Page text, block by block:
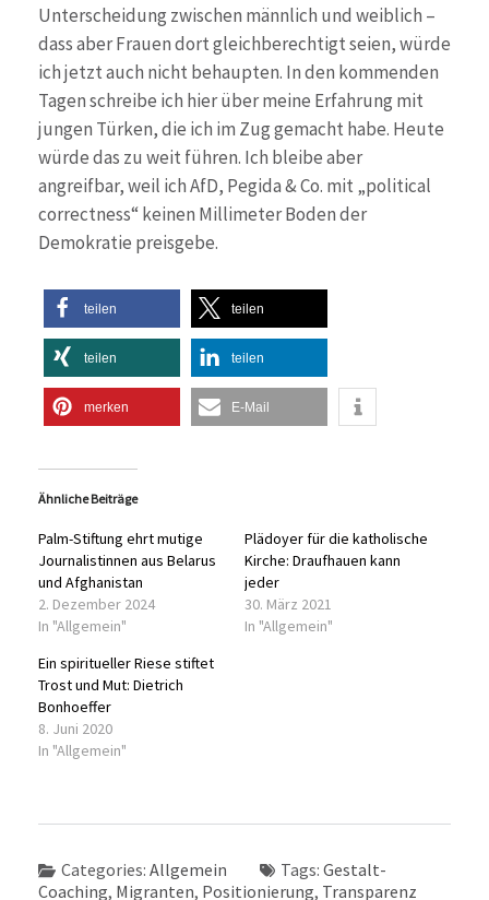
Unterscheidung zwischen männlich und weiblich –
dass aber Frauen dort gleichberechtigt seien, würde
ich jetzt auch nicht behaupten. In den kommenden
Tagen schreibe ich hier über meine Erfahrung mit
jungen Türken, die ich im Zug gemacht habe. Heute
würde das zu weit führen. Ich bleibe aber
angreifbar, weil ich AfD, Pegida & Co. mit „political
correctness“ keinen Millimeter Boden der
Demokratie preisgebe.
teilen teilen
teilen teilen
merken E-Mail
Ähnliche Beiträge
Palm-Stiftung ehrt mutige
Journalistinnen aus Belarus
und Afghanistan
2. Dezember 2024
In "Allgemein"
Plädoyer für die katholische
Kirche: Draufhauen kann
jeder
30. März 2021
In "Allgemein"
Ein spiritueller Riese stiftet
Trost und Mut: Dietrich
Bonhoeffer
8. Juni 2020
In "Allgemein"
Categories: Allgemein Tags: Gestalt-
Coaching, Migranten, Positionierung, Transparenz